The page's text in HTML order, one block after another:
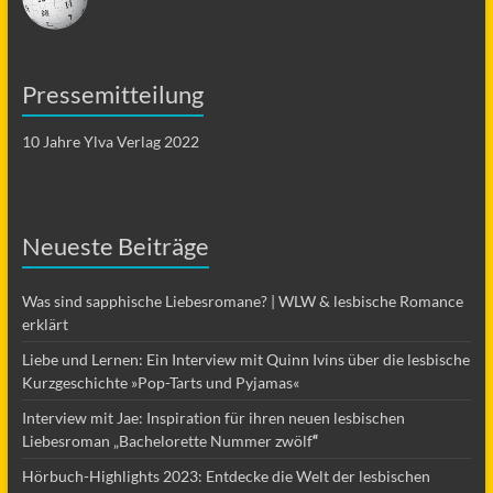
Pressemitteilung
10 Jahre Ylva Verlag 2022
Neueste Beiträge
Was sind sapphische Liebesromane? | WLW & lesbische Romance
erklärt
Liebe und Lernen: Ein Interview mit Quinn Ivins über die lesbische
Kurzgeschichte »Pop-Tarts und Pyjamas«
Interview mit Jae: Inspiration für ihren neuen lesbischen
Liebesroman „Bachelorette Nummer zwölf“
Hörbuch-Highlights 2023: Entdecke die Welt der lesbischen